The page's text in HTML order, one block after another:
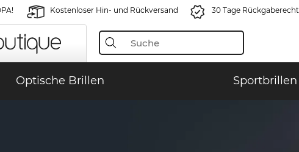
Kostenloser Hin- und Rückversand 30 Tage Rückgaberecht
Optische Brillen Sportbrillen